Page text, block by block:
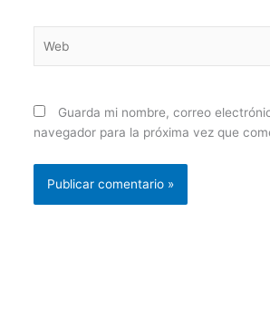
Guarda mi nombre, correo
navegador para la próxima vez que